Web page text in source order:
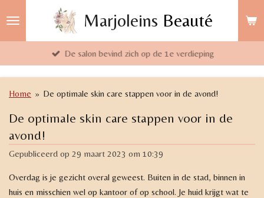
direct
naar
Marjoleins Beauté
De salon bevind zich op de 1e verdieping
Home » De optimale skin care stappen voor in de avond!
De optimale skin care stappen voor in de
avond!
Gepubliceerd op 29 maart 2023 om 10:39
Overdag is je gezicht overal geweest. Buiten in de stad, binnen in
huis en misschien wel op kantoor of op school. Je huid krijgt wat te